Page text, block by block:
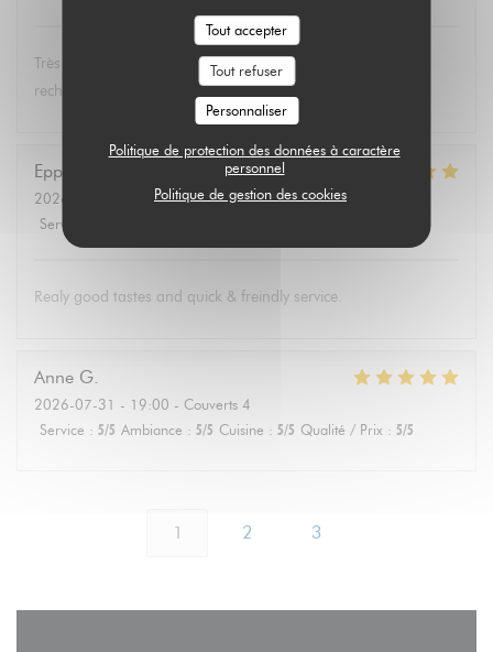
Tout accepter
Tout refuser
Personnaliser
Politique de protection des données à caractère
personnel
Politique de gestion des cookies
Très bon et service très agréable. Même mon père (qui
rechigne un peu sur le vegan) a adoré les lasagnes !
Eppo
2026-08-01
- 19:30 - Couverts 4
Service
Realy good tastes and quick & freindly service.
Anne G
2026-07-31 - 19:00 - Couverts 4
Service : 5/5 Ambiance : 5/5 Cuisine : 5/5 Qualité / Prix : 5/5
1 2 3